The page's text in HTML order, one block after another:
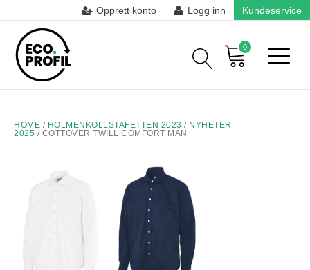
Opprett konto Logg inn Kundeservice
0
HOME / HOLMENKOLLSTAFETTEN 2023 / NYHETER
2025 / COTTOVER TWILL COMFORT MAN